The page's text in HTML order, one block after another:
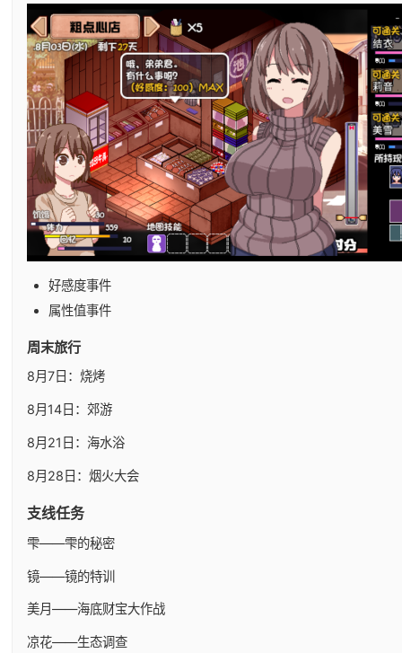
好感度事件
属性值事件
周末旅行
8月7日：烧烤
8月14日：郊游
8月21日：海水浴
8月28日：烟火大会
支线任务
雫——雫的秘密
镜——镜的特训
美月——海底财宝大作战
凉花——生态调查